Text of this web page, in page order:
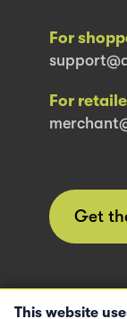
For
For
Get
This website